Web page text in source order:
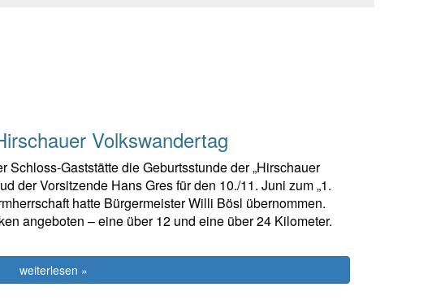
Volkswandertag
Schloss-Gaststätte die Geburtsstunde der „Hirschauer
der Vorsitzende Hans Gres für den 10./11. Juni zum „1.
hatte Bürgermeister Willi Bösl übernommen.
angeboten – eine über 12 und eine über 24 Kilometer.
weiterlesen »